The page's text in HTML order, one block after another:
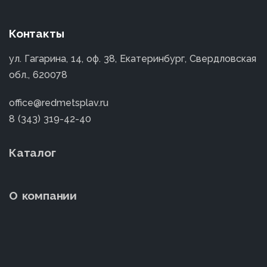
Контакты
ул. Гагарина, 14, оф. 38, Екатеринбург, Свердловская
обл., 620078
office@redmetsplav.ru
8 (343) 319-42-40
Каталог
О компании